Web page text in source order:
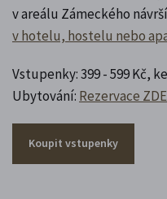
v areálu Zámeckého
v hotelu, hostelu nebo
Vstupenky: 399 - 599 Kč,
Ubytování: Rezervace ZDE
Koupit vstupenky